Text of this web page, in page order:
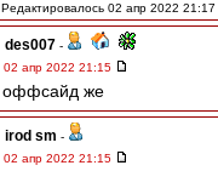
Редактировалось 02 апр 2022 21:17
des007 -
02 апр 2022 21:15
оффсайд же
irod sm -
02 апр 2022 21:15